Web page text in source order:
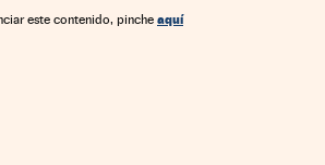
este contenido, pinche aquí